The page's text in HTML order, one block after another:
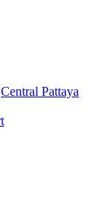
Central Pattaya